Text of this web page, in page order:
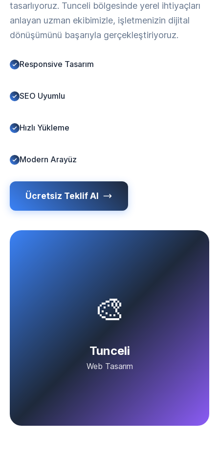
tasarlıyoruz. Tunceli bölgesinde yerel ihtiyaçları
anlayan uzman ekibimizle, işletmenizin dijital
dönüşümünü başarıyla gerçekleştiriyoruz.
Responsive Tasarım
SEO Uyumlu
Hızlı Yükleme
Modern Arayüz
Ücretsiz Teklif Al
🎨
Tunceli
Web Tasarım